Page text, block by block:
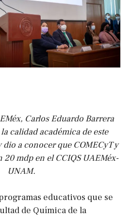
Carlos Eduardo Barrera
calidad académica de este
dio a conocer que COMECyT y
mdp en el CCIQS UAEMéx-
UNAM.
educativos que se
de Química de la